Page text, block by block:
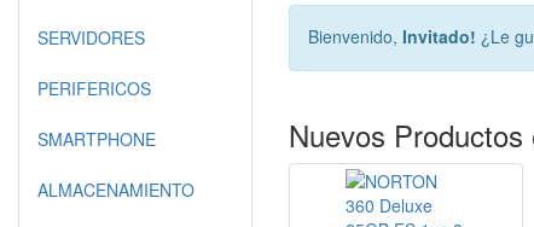
Bienvenido, Invitado! ¿Le
Nuevos
SERVIDORES
PERIFERICOS
SMARTPHONE
ALMACENAMIENTO